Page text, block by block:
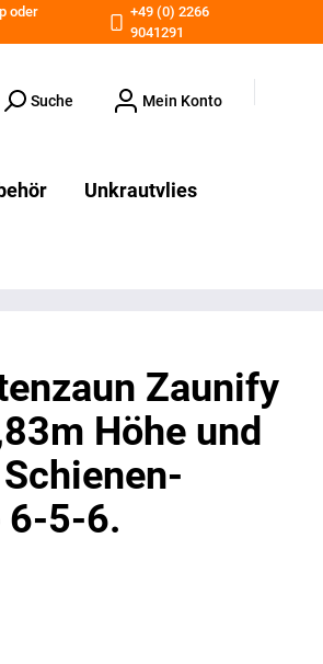
oder
+49 (0) 2266
9041291
Suche Mein Konto
Unkrautvlies
Zaunify
Höhe und
6-5-6.